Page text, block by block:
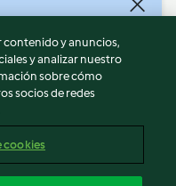
contenido y anuncios,
y analizar nuestro
sobre cómo
socios de redes
cookies